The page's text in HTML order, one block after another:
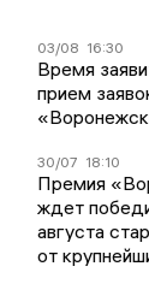
03/08 16:30
Время
прием
30/07 18:10
Премия
ждет
августа
от